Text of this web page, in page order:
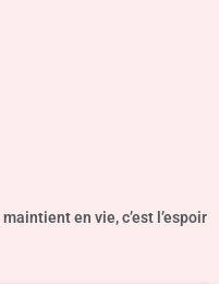
en vie, c’est l’espoir